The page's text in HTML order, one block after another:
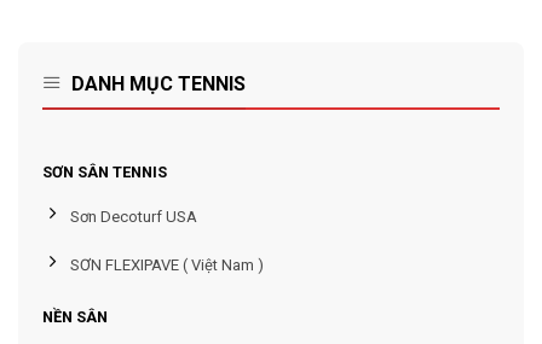
DANH MỤC TENNIS
SƠN SÂN TENNIS
Sơn Decoturf USA
SƠN FLEXIPAVE ( Việt Nam )
NỀN SÂN